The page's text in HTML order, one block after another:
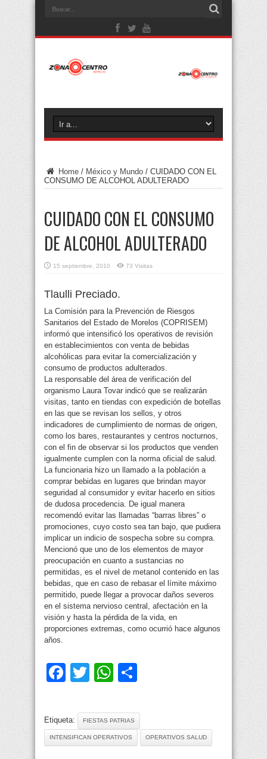
Home / México y Mundo / CUIDADO CON EL
CONSUMO DE ALCOHOL ADULTERADO
CUIDADO CON EL CONSUMO
DE ALCOHOL ADULTERADO
15 septiembre, 2010 73 Visitas
Tlaulli Preciado.
La Comisión para la Prevención de Riesgos
Sanitarios del Estado de Morelos (COPRISEM)
informó que intensificó los operativos de revisión
en establecimientos con venta de bebidas
alcohólicas para evitar la comercialización y
consumo de productos adulterados.
La responsable del área de verificación del
organismo Laura Tovar indicó que se realizarán
visitas, tanto en tiendas con expedición de botellas
en las que se revisan los sellos, y otros
indicadores de cumplimiento de normas de origen,
como los bares, restaurantes y centros nocturnos,
con el fin de observar si los productos que venden
igualmente cumplen con la norma oficial de salud.
La funcionaria hizo un llamado a la población a
comprar bebidas en lugares que brindan mayor
seguridad al consumidor y evitar hacerlo en sitios
de dudosa procedencia. De igual manera
recomendó evitar las llamadas “barras libres” o
promociones, cuyo costo sea tan bajo, que pudiera
implicar un indicio de sospecha sobre su compra.
Mencionó que uno de los elementos de mayor
preocupación en cuanto a sustancias no
permitidas, es el nivel de metanol contenido en las
bebidas, que en caso de rebasar el límite máximo
permitido, puede llegar a provocar daños severos
en el sistema nervioso central, afectación en la
visión y hasta la pérdida de la vida, en
proporciones extremas, como ocurrió hace algunos
años.
Facebook
TwitterWhatsApp
Etiqueta: FIESTAS PATRIAS
INTENSIFICAN OPERATIVOS OPERATIVOS SALUD